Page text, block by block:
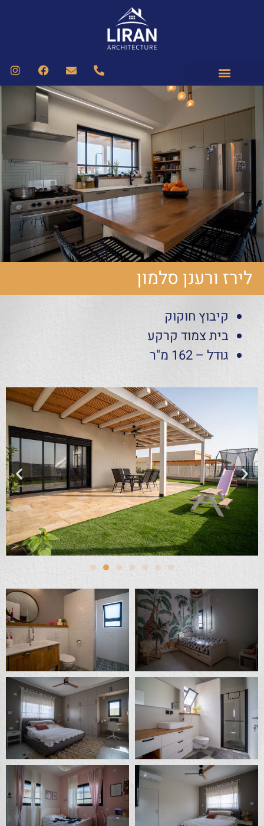
לירז ורענן סלמון
קיבוץ חוקוק
בית צמוד קרקע
גודל – 162 מ"ר